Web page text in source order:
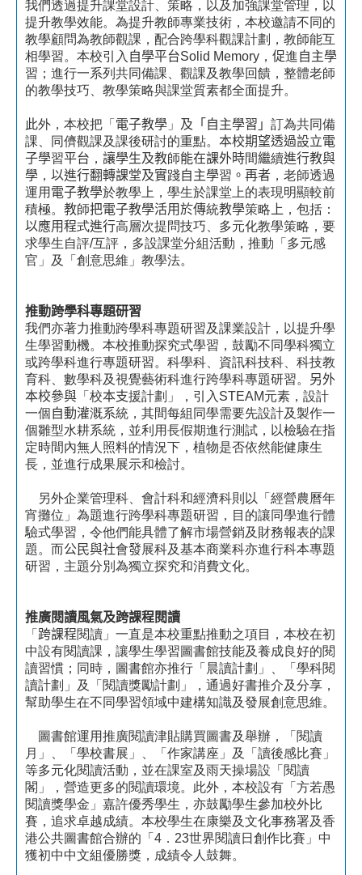
我們透過提升課堂設計、策略，以及加強課堂管理，以
提升教學效能。為提升教師專業技術，本校邀請不同的
教學顧問為教師觀課，配合跨學科觀課計劃，教師能互
相學習。本校引入 自學平台Solid Memory ， 促進自主學
習；進行一系列共同備課、觀課及教學回饋，整體老師
的教學技巧、教學策略與課堂質素都全面提升。
此外，本校把「 電子教學 」 及「自主學習」 訂為共同備
課、同儕觀課及課後研討的重點。 本校期望透過設立電
子學習平台 ， 讓學生及教師能在課外時間繼續進行教與
學 ， 以進行翻轉課堂及實踐自主學習 。再者 ，老師透過
運用 電子教學於教學上，學生於課堂上的表現明顯較前
積極。 教師把電子教學活用於傳統教學策略 上 ，包括：
以應用程式進行高層次提問技巧、多元化教學策略，要
求學生自評/互評，多設課堂分組活動，推動「多元感
官」及「創意思維」教學法。
推動跨學科專題研習
我們亦著力推動跨學科專題研習及課業設計，以提升學
生學習動機。本校推動探究式學習，鼓勵不同學科獨立
或跨學科進行專題研習。科學科、資訊科技科、科技教
育科、數學科及視覺藝術科進行跨學科專題研習。 另外
本校參與 「校本支援計劃」，引入 STEAM元素，設計
一個自動灌溉系統，其間每組同學需要先設計及製作一
個雛型水耕系統，並利用長假期進行測試，以檢驗在指
定時間內無人照料的情況下，植物是否依然能健康生
長，並進行成果展示和檢討。
另外企業管理科、會計科和經濟科則以「經營農曆年
宵攤位」為題進行跨學科專題研習，目的讓同學進行體
驗式學習，令他們能具體了解市場營銷及財務報表的課
題。而公民與社會發展科及基本商業科亦進行科本專題
研習，主題分別為獨立探究和消費文化。
推廣閱讀風氣及跨課程閱讀
「 跨課程閱讀」一直是本校重點推動之項目，本校在初
中設有閱讀課，讓學生學習圖書館技能及養成良好的閱
讀習慣；同時，圖書館亦推行「晨讀計劃」、「學科閱
讀計劃」及「閱讀獎勵計劃」，通過好書推介及分享，
幫助學生在不同學習領域中建構知識及發展創意思維。
圖書館運用推廣閱讀津貼購買圖書及舉辦，「閱讀
月」、「學校書展」、「作家講座」及「讀後感比賽」
等多元化閱讀活動，並在課室及雨天操場設「閱讀
閣」，營造更多的閱讀環境。此外，本校設有「方若愚
閱讀獎學金」嘉許優秀學生，亦鼓勵學生參加校外比
賽，追求卓越成績。本校學生在康樂及文化事務署及香
港公共圖書館合辦的「 4 ． 23世界閱讀日創作比賽」中
獲初中中文組優勝獎，成績令人鼓舞。